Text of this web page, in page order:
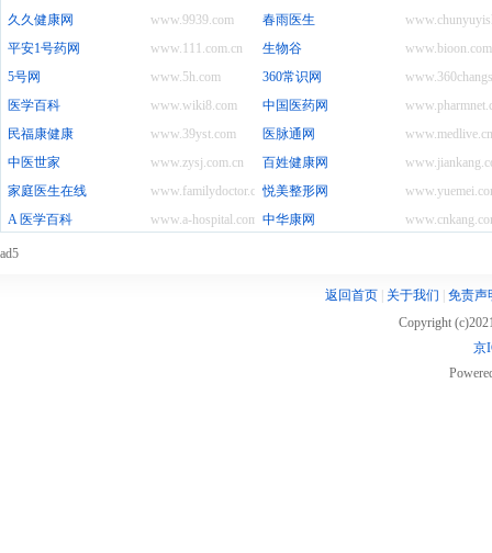
www.9939.com
久久健康网
春雨医生
www.111.com.cn
平安1号药网 www.bioon.com
生物谷
www.5h.com
5号网
360常识网
www.wiki8.com
医学百科
中国医药网
www.39yst.com
民福康健康 www.medlive.cn
医脉通网
www.zysj.com.cn
中医世家
百姓健康网
www.familydoctor.com.cn
家庭医生在线
悦美整形网
www.a-hospital.com
A 医学百科 中华康网
ad5
返回首页| 关于我们
免责声
Copyright
京